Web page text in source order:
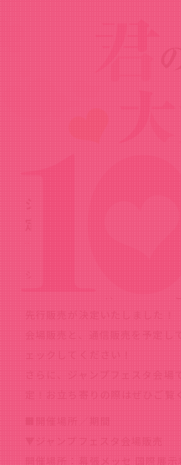
ジャンプフェスタ2024
定！
「バン
クス」ブースにて、新規描き起
先行販売が決定いたしました！
会場販売と、通信販売を予定し
ェックしてください！
さらに、ジャンプフェスタ会場
定！お立ち寄りの際はぜひご覧
■開催場所／期間
▼ジャンプフェスタ会場販売
開催場所：幕張メッセ 国際展